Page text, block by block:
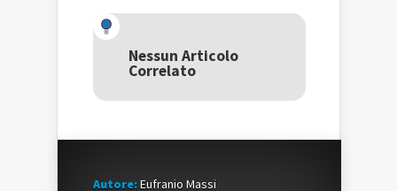
una
nuova
finestra)
nuova
finestra)
una
nuova
Nessun Articolo
Correlato
Autore:Eufranio Massi